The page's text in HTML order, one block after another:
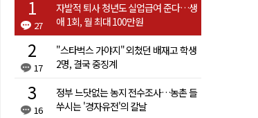
27
자발적 퇴사 청년도 실업급여 준다…생
애 1회, 월 최대 100만원
17
"스타벅스 가야지" 외쳤던 배재고 학생
2명, 결국 중징계
16
정부 느닷없는 농지 전수조사…농촌 들
쑤시는 '경자유전'의 칼날